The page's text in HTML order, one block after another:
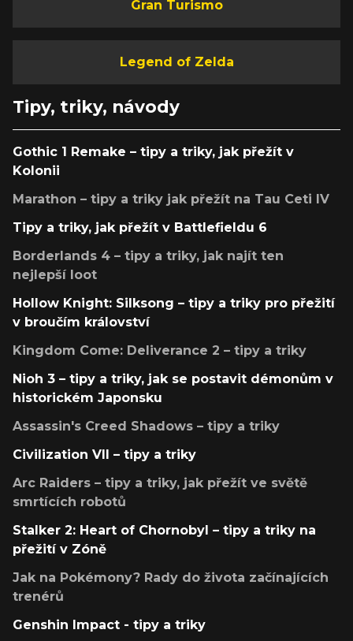
Gran Turismo
Legend of Zelda
Tipy, triky, návody
Gothic 1 Remake – tipy a triky, jak přežít v
Kolonii
Marathon – tipy a triky jak přežít na Tau Ceti IV
Tipy a triky, jak přežít v Battlefieldu 6
Borderlands 4 – tipy a triky, jak najít ten
nejlepší loot
Hollow Knight: Silksong – tipy a triky pro přežití
v broučím království
Kingdom Come: Deliverance 2 – tipy a triky
Nioh 3 – tipy a triky, jak se postavit démonům v
historickém Japonsku
Assassin's Creed Shadows – tipy a triky
Civilization VII – tipy a triky
Arc Raiders – tipy a triky, jak přežít ve světě
smrtících robotů
Stalker 2: Heart of Chornobyl – tipy a triky na
přežití v Zóně
Jak na Pokémony? Rady do života začínajících
trenérů
Genshin Impact - tipy a triky